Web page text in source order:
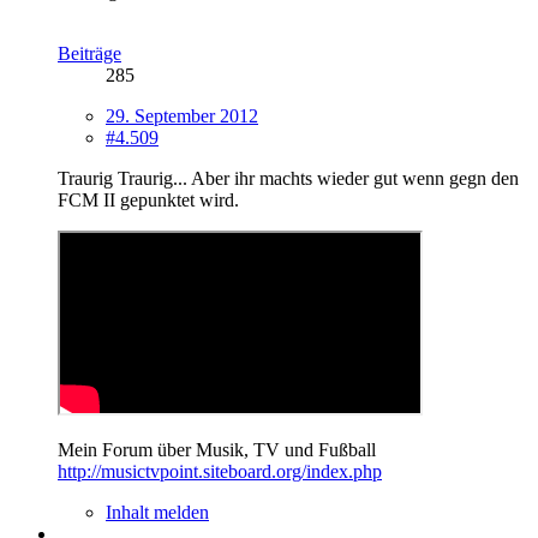
Beiträge
285
29. September 2012
#4.509
Traurig Traurig... Aber ihr machts wieder gut wenn gegn den
FCM II gepunktet wird.
Mein Forum über Musik, TV und Fußball
http://musictvpoint.siteboard.org/index.php
Inhalt melden